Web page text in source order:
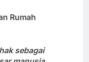
Rumah
sebagai